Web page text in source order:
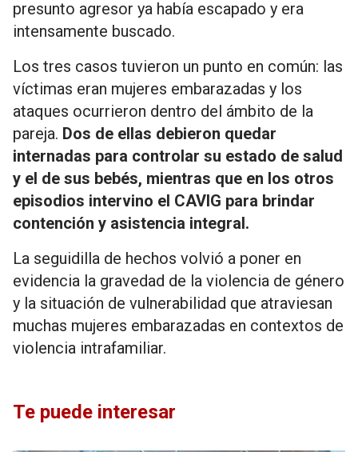
presunto agresor ya había escapado y era
intensamente buscado.
Los tres casos tuvieron un punto en común: las
víctimas eran mujeres embarazadas y los
ataques ocurrieron dentro del ámbito de la
pareja. Dos de ellas debieron quedar
internadas para controlar su estado de salud
y el de sus bebés, mientras que en los otros
episodios intervino el CAVIG para brindar
contención y asistencia integral.
La seguidilla de hechos volvió a poner en
evidencia la gravedad de la violencia de género
y la situación de vulnerabilidad que atraviesan
muchas mujeres embarazadas en contextos de
violencia intrafamiliar.
Te puede interesar